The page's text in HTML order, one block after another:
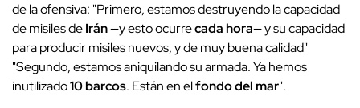
de la ofensiva: "Primero, estamos destruyendo la capacidad
de misiles deIrán—y esto ocurrecada hora— y su capacidad
para producir misiles nuevos, y de muy buena calidad"
"Segundo, estamos aniquilando su armada. Ya hemos
inutilizado10 barcos. Están en elfondo del mar".